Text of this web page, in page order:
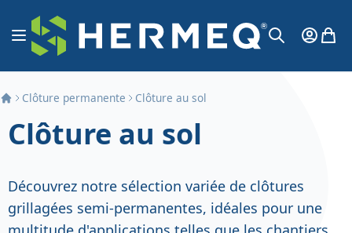
Aller au contenu
Affichage navigation
MonMon
Clôture permanente Clôture au sol
Clôture au sol
Découvrez notre sélection variée de clôtures
grillagées semi-permanentes, idéales pour une